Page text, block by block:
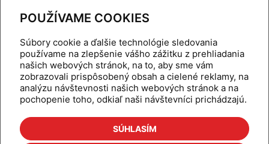
POUŽÍVAME COOKIES
Súbory cookie a ďalšie technológie sledovania
používame na zlepšenie vášho zážitku z prehliadania
našich webových stránok, na to, aby sme vám
zobrazovali prispôsobený obsah a cielené reklamy, na
analýzu návštevnosti našich webových stránok a na
pochopenie toho, odkiaľ naši návštevníci prichádzajú.
SÚHLASÍM
Dynamické termostatické ventily
Domov
Produkty
Aktuality
Odber šikovné tipy
Kalkulačky
Cenníky
Na stiahnutie
Referencie